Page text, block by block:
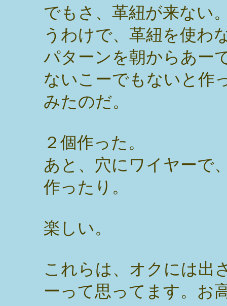
でもさ、革紐が来ない
うわけで、革紐を使わ
パターンを朝からあー
ないこーでもないと作
みたのだ。
２個作った。
あと、穴にワイヤーで
作ったり。
楽しい。
これらは、オクには出
ーって思ってます。お